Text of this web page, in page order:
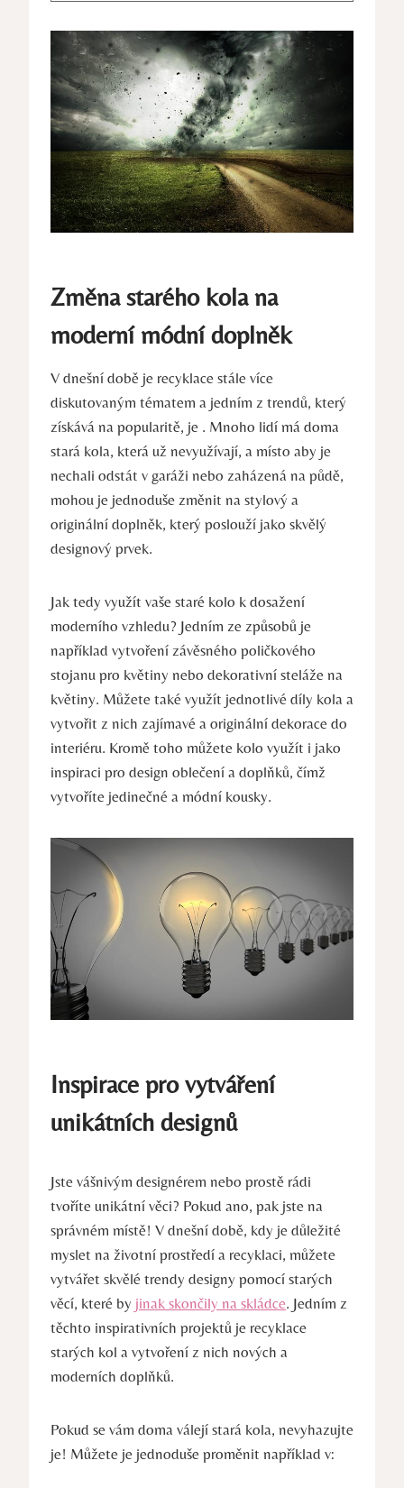
Změna starého kola na
moderní módní doplněk
V dnešní době je recyklace stále více
diskutovaným tématem a jedním z trendů, který
získává na popularitě, je . Mnoho lidí má doma
stará kola, která už nevyužívají, a místo aby je
nechali odstát v garáži nebo zaházená na půdě,
mohou je jednoduše změnit na stylový a
originální doplněk, který poslouží jako skvělý
designový prvek.
Jak tedy využít vaše staré kolo k dosažení
moderního vzhledu? Jedním ze způsobů je
například vytvoření závěsného poličkového
stojanu pro květiny nebo dekorativní steláže na
květiny. Můžete také využít jednotlivé díly kola a
vytvořit z nich zajímavé a originální dekorace do
interiéru. Kromě toho můžete kolo využít i jako
inspiraci pro design oblečení a doplňků, čímž
vytvoříte jedinečné a módní kousky.
Inspirace pro vytváření
unikátních designů
Jste vášnivým designérem nebo prostě rádi
tvoříte unikátní věci? Pokud ano, pak jste na
správném místě! V dnešní době, kdy je důležité
myslet na životní prostředí a recyklaci, můžete
vytvářet skvělé trendy designy pomocí starých
věcí, které by jinak skončily na skládce. Jedním z
těchto inspirativních projektů je recyklace
starých kol a vytvoření z nich nových a
moderních doplňků.
Pokud se vám doma válejí stará kola, nevyhazujte
je! Můžete je jednoduše proměnit například v: